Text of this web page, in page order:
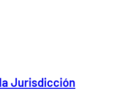
Jurisdicción